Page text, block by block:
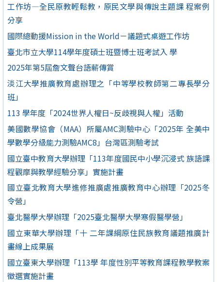
工作坊—全民原教輕鬆教，原民文學與傳說主題課 程案例
分享
國際總動援Mission in the World－議題式桌遊工作坊
臺北市立大學114學年度碩士班暨博士班考試入 學
2025年第5屆詹文聲台語薪傳賞
淡江大學推廣教育處辦理之「中等學校教師第二專長學分
班」
113 學年度「2024世界人權日~反歧視與人權」活動
美國數學協會（MAA）所屬AMC測驗中心「2025年 全美中
學數學分級能力測驗AMC8」台灣區測驗考試
國立臺中教育大學辦理「113年度國民中小學沉浸式 族語課
程觀摩與教學經驗分享」實施計畫
國立臺北教育大學進修推廣處推廣教育中心辦理「2025冬
令營」
臺北醫學大學辦理「2025臺北醫學大學寒假醫學營」
國立東華大學辦理「十 二年課綱原住民族教育議題推廣計
畫線上成果展
國立臺東大學辦理「113學 年度性別平等教育課程教學教案
徵選實施計畫